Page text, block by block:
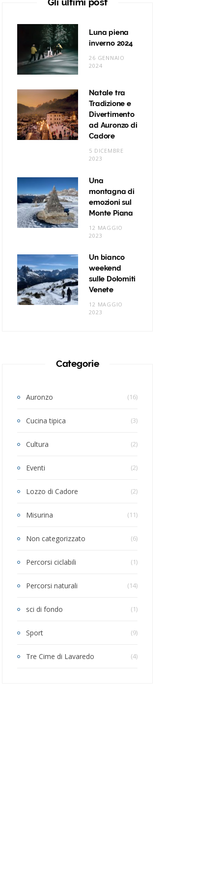
Luna piena
inverno 2024
26 GENNAIO
2024
Natale tra
Tradizione e
Divertimento
ad Auronzo di
Cadore
5 DICEMBRE
2023
Una
montagna di
emozioni sul
Monte Piana
12 MAGGIO
2023
Un bianco
weekend
sulle Dolomiti
Venete
12 MAGGIO
2023
Categorie
Auronzo (16)
Cucina tipica (3)
Cultura (2)
Eventi (2)
Lozzo di Cadore (2)
Misurina (11)
Non categorizzato (6)
Percorsi ciclabili (1)
Percorsi naturali (14)
sci di fondo (1)
Sport (9)
Tre Cime di Lavaredo (4)